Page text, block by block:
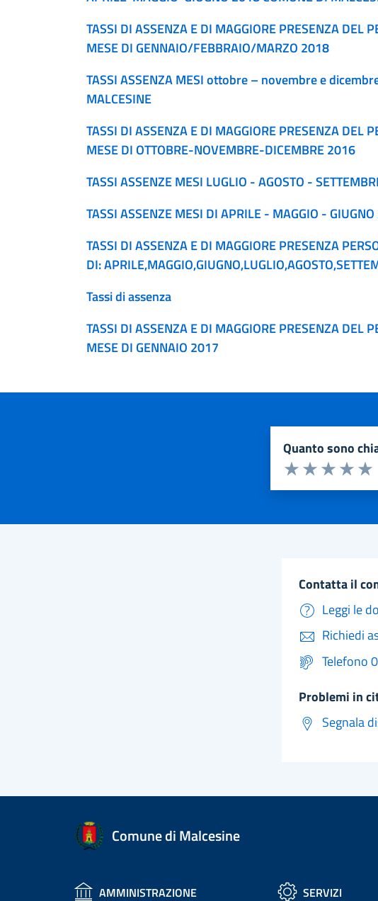
TASSI DI ASSENZA E DI MAGGIORE PRESENZA DEL
MESE DI GENNAIO/FEBBRAIO/MARZO 2018
TASSI ASSENZA MESI ottobre – novembre e
MALCESINE
TASSI DI ASSENZA E DI MAGGIORE PRESENZA DEL
MESE DI OTTOBRE-NOVEMBRE-DICEMBRE 2016
TASSI ASSENZE MESI LUGLIO - AGOSTO -
TASSI ASSENZE MESI DI APRILE - MAGGIO -
TASSI DI ASSENZA E DI MAGGIORE PRESENZA
DI:
Tassi di assenza
TASSI DI ASSENZA E DI MAGGIORE PRESENZA DEL
MESE DI GENNAIO 2017
quanto sono
Valuta da 1 a 5 stelle la
Valuta
Valuta 3
Valuta 2 stelle
Valuta 1 stelle su
contatta il
Leggi le
Richiedi
Telefono
problemi in
Segnala
Comune di Malcesine
AMMINISTRAZIONE SERVIZI